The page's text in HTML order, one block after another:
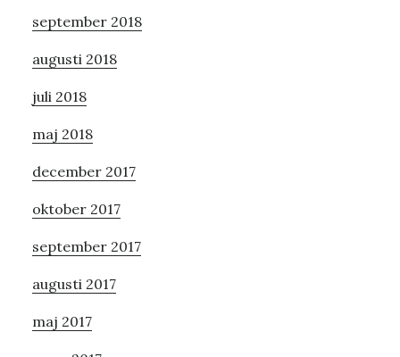
september 2018
augusti 2018
juli 2018
maj 2018
december 2017
oktober 2017
september 2017
augusti 2017
maj 2017